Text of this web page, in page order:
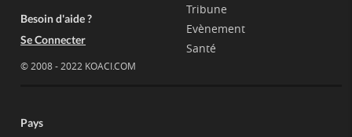
Besoin d'aide ?
Se Connecter
© 2008 - 2022 KOACI.COM
Tribune
Evènement
Santé
Pays